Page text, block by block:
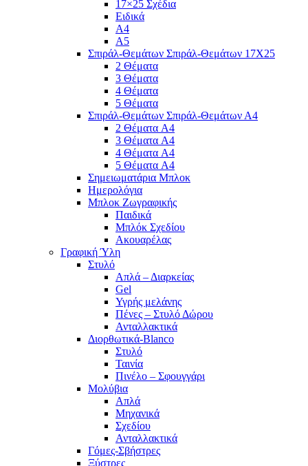
17×25 Σχέδια
Ειδικά
Α4
Α5
Σπιράλ-Θεμάτων Σπιράλ-Θεμάτων 17Χ25
2 Θέματα
3 Θέματα
4 Θέματα
5 Θέματα
Σπιράλ-Θεμάτων Σπιράλ-Θεμάτων Α4
2 Θέματα A4
3 Θέματα A4
4 Θέματα A4
5 Θέματα A4
Σημειωματάρια Μπλοκ
Ημερολόγια
Μπλοκ Ζωγραφικής
Παιδικά
Μπλόκ Σχεδίου
Ακουαρέλας
Γραφική Ύλη
Στυλό
Απλά – Διαρκείας
Gel
Υγρής μελάνης
Πένες – Στυλό Δώρου
Ανταλλακτικά
Διορθωτικά-Blanco
Στυλό
Ταινία
Πινέλο – Σφουγγάρι
Μολύβια
Απλά
Μηχανικά
Σχεδίου
Ανταλλακτικά
Γόμες-Σβήστρες
Ξύστρες